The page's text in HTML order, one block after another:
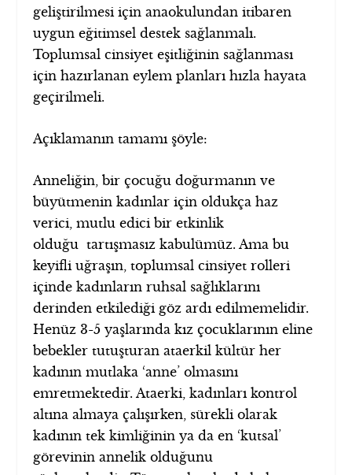
geliştirilmesi için anaokulundan itibaren
uygun eğitimsel destek sağlanmalı.
Toplumsal cinsiyet eşitliğinin sağlanması
için hazırlanan eylem planları hızla hayata
geçirilmeli.
Açıklamanın tamamı şöyle:
Anneliğin, bir çocuğu doğurmanın ve
büyütmenin kadınlar için oldukça haz
verici, mutlu edici bir etkinlik
olduğu tartışmasız kabulümüz. Ama bu
keyifli uğraşın, toplumsal cinsiyet rolleri
içinde kadınların ruhsal sağlıklarını
derinden etkilediği göz ardı edilmemelidir.
Henüz 3-5 yaşlarında kız çocuklarının eline
bebekler tutuşturan ataerkil kültür her
kadının mutlaka ‘anne’ olmasını
emretmektedir. Ataerki, kadınları kontrol
altına almaya çalışırken, sürekli olarak
kadının tek kimliğinin ya da en ‘kutsal’
görevinin annelik olduğunu